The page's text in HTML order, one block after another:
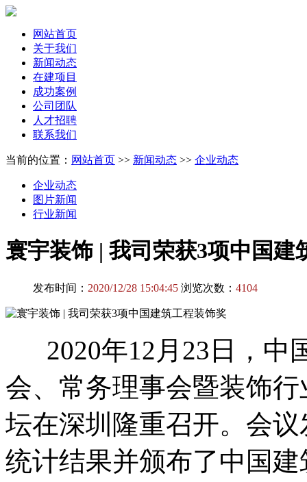
网站首页
关于我们
新闻动态
在建项目
成功案例
公司团队
人才招聘
联系我们
当前的位置： 网站首页 >> 新闻动态 >> 企业动态
企业动态
图片新闻
行业新闻
寰宇装饰 | 我司荣获3项中国建
发布时间： 2020/12/28 15:04:45 浏览次数： 4104
2020年12月23日，中
会、常务理事会暨装饰
坛在深圳隆重召开。会
统计结果并颁布了中国